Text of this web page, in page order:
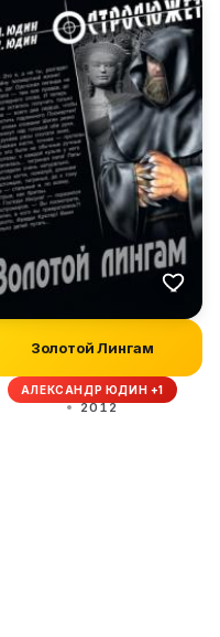
Золотой Лингам
АЛЕКСАНДР ЮДИН +1
2012